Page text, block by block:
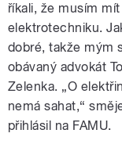
říkali, že musím
elektrotechniku.
dobré, takže mým
obávaný advokát
Zelenka. „O
nemá sahat,“
přihlásil na FAMU.